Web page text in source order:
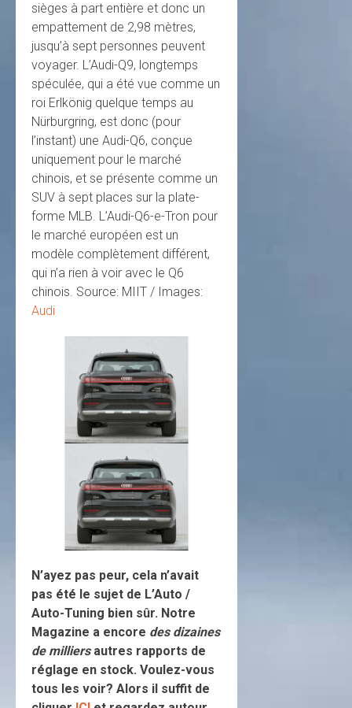
sièges à part entière et donc un
empattement de 2,98 mètres,
jusqu’à sept personnes peuvent
voyager. L’Audi-Q9, longtemps
spéculée, qui a été vue comme un
roi Erlkönig quelque temps au
Nürburgring, est donc (pour
l’instant) une Audi-Q6, conçue
uniquement pour le marché
chinois, et se présente comme un
SUV à sept places sur la plate-
forme MLB. L’Audi-Q6-e-Tron pour
le marché européen est un
modèle complètement différent,
qui n’a rien à voir avec le Q6
chinois. Source: MIIT / Images:
Audi
N’ayez pas peur, cela n’avait
pas été le sujet de L’Auto /
Auto-Tuning bien sûr. Notre
Magazine a encore des dizaines
de milliersautres rapports de
réglage en stock. Voulez-vous
tous les voir? Alors il suffit de